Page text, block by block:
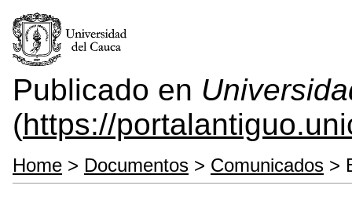
Publicado en
(https://
Home > Documentos > Comunicados >